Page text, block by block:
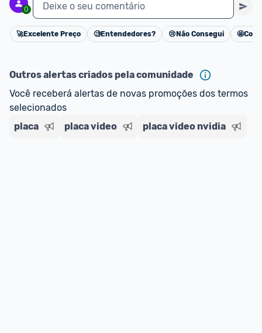
0 Deixe o seu comentário
Cancelar
🚀Excelente Preço 🧐Entendedores? 😢 Não Consegui 🤩
Outros alertas criados pela comunidade
Você receberá alertas de novas promoções dos termos
selecionados
placa
placa video placa video nvidia